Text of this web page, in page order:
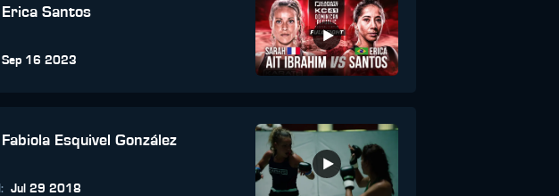
Erica Santos
Sep 16 2023
Fabiola Esquivel González
: Jul 29 2018